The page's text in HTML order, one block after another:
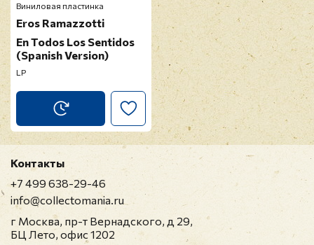
Виниловая пластинка
Eros Ramazzotti
En Todos Los Sentidos
(Spanish Version)
LP
Контакты
+7 499 638-29-46
info@collectomania.ru
г Москва, пр-т Вернадского, д 29,
БЦ Лето, офис 1202